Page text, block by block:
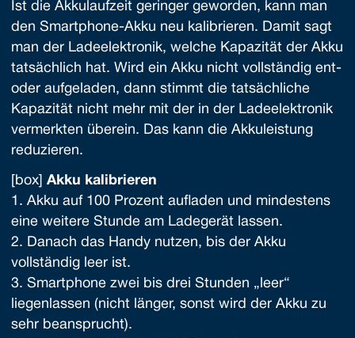
Ist die Akkulaufzeit geringer geworden, kann man
den Smartphone-Akku neu kalibrieren. Damit sagt
man der Ladeelektronik, welche Kapazität der Akku
tatsächlich hat. Wird ein Akku nicht vollständig ent-
oder aufgeladen, dann stimmt die tatsächliche
Kapazität nicht mehr mit der in der Ladeelektronik
vermerkten überein. Das kann die Akkuleistung
reduzieren.
[box] Akku kalibrieren
1. Akku auf 100 Prozent aufladen und mindestens
eine weitere Stunde am Ladegerät lassen.
2. Danach das Handy nutzen, bis der Akku
vollständig leer ist.
3. Smartphone zwei bis drei Stunden „leer“
liegenlassen (nicht länger, sonst wird der Akku zu
sehr beansprucht).